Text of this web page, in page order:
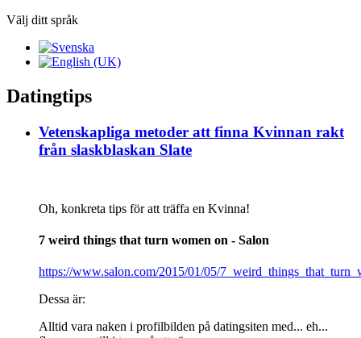
Välj ditt språk
Datingtips
Vetenskapliga metoder att finna Kvinnan rakt
från slaskblaskan Slate
Oh, konkreta tips för att träffa en Kvinna!
7 weird things that turn women on - Salon
https://www.salon.com/2015/01/05/
Dessa är:
Alltid vara naken i profilbilden på datingsiten med... eh...